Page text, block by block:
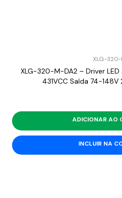
XLG-320-
XLG-320-M-DA2 – Driver
431VCC Saída 74-148V
ADICIONAR AO
INCLUIR NA